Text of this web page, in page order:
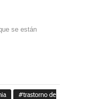
se están
trastorno de